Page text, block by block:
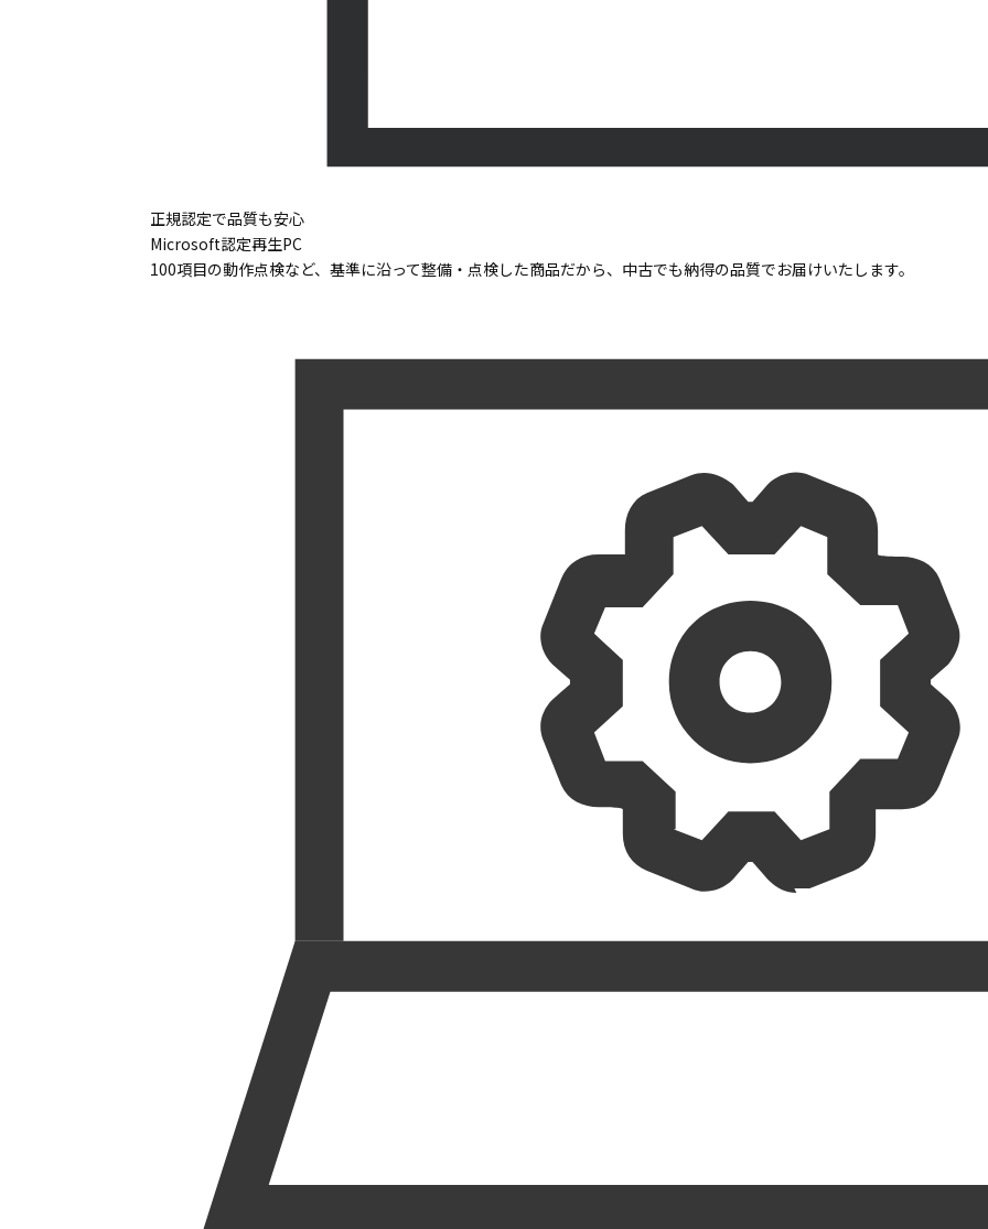
正規認定で品質も安心
Microsoft認定再生PC
100項目の動作点検など、基準に沿って整備・点検した商品だから、中古でも納得の品質でお届けいたします。